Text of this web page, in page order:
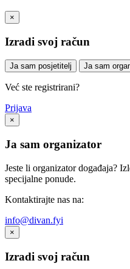
×
Izradi svoj račun
Ja sam posjetitelj Ja sam
Već ste registrirani?
Prijava
×
Ja sam organizator
Jeste li organizator događaja?
specijalne ponude.
Kontaktirajte nas na:
info@divan.fyi
×
Izradi svoj račun